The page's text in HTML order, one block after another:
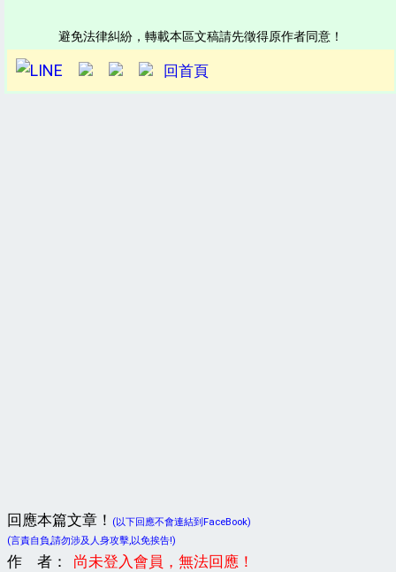
避免法律糾紛，轉載本區文稿請先徵得原作者同意！
回首頁
回應本篇文章！
(以下回應不會連結到FaceBook)
(言責自負,請勿涉及人身攻擊,以免挨告!)
作 者：
尚未登入會員，無法回應！